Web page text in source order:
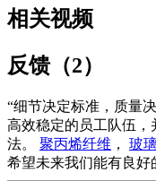
相关视频
反馈（2）
“细节决定标准，质量
高效稳定的员工队伍
法。 聚丙烯纤维 ， 玻
希望未来我们能有良好